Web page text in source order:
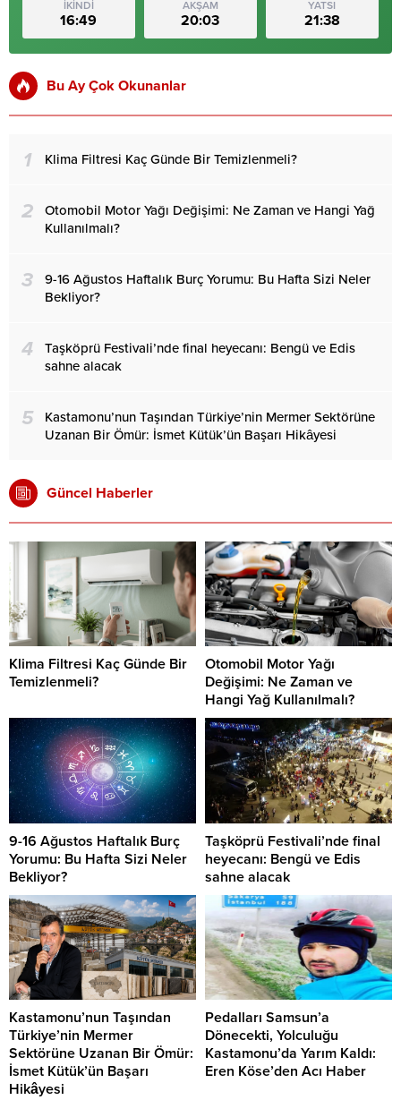
İKİNDİ
16:49
AKŞAM
20:03
YATSI
21:38
Bu Ay Çok Okunanlar
1 Klima Filtresi Kaç Günde Bir Temizlenmeli?
2
Otomobil Motor Yağı Değişimi: Ne Zaman ve Hangi Yağ
Kullanılmalı?
3
9-16 Ağustos Haftalık Burç Yorumu: Bu Hafta Sizi Neler
Bekliyor?
4
Taşköprü Festivali’nde final heyecanı: Bengü ve Edis
sahne alacak
5
Kastamonu’nun Taşından Türkiye’nin Mermer Sektörüne
Uzanan Bir Ömür: İsmet Kütük’ün Başarı Hikâyesi
Güncel Haberler
Klima Filtresi Kaç Günde Bir
Temizlenmeli?
Otomobil Motor Yağı
Değişimi: Ne Zaman ve
Hangi Yağ Kullanılmalı?
9-16 Ağustos Haftalık Burç
Yorumu: Bu Hafta Sizi Neler
Bekliyor?
Taşköprü Festivali’nde final
heyecanı: Bengü ve Edis
sahne alacak
Kastamonu’nun Taşından
Türkiye’nin Mermer
Sektörüne Uzanan Bir Ömür:
İsmet Kütük’ün Başarı
Hikâyesi
Pedalları Samsun’a
Dönecekti, Yolculuğu
Kastamonu’da Yarım Kaldı:
Eren Köse’den Acı Haber